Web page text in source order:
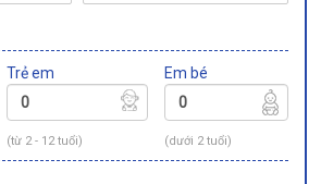
Trẻ em
(từ 2 - 12 tuổi)
Em bé
(dưới 2 tuổi)